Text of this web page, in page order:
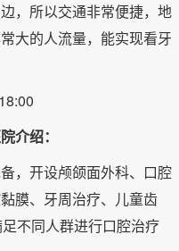
，所以交通非常便捷，地
大的人流量，能实现看牙
介绍：
，开设颅颌面外科、口腔
膜、牙周治疗、儿童齿
不同人群进行口腔治疗